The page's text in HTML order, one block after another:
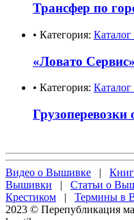
Трансфер по
• Категория: Каталог
«Ловато Сервис»
• Категория: Каталог
Видео о Вышивке |
Вышивки | Статьи о
Крестиком | Термины в
2023 © Перепубликация